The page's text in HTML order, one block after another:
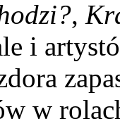
,
i
w